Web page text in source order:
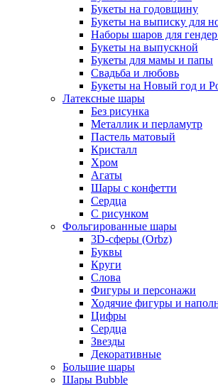
Букеты на годовщину
Букеты на выписку для
Наборы шаров для
Букеты на выпускной
Букеты для мамы и папы
Свадьба и любовь
Букеты на Новый год и
Латексные шары
Без рисунка
Металлик и перламутр
Пастель матовый
Кристалл
Хром
Агаты
Шары с конфетти
Сердца
С рисунком
Фольгированные шары
3D-сферы (Orbz)
Буквы
Круги
Слова
Фигуры и персонажи
Ходячие фигуры и
Цифры
Сердца
Звезды
Декоративные
Большие шары
Шары Bubble